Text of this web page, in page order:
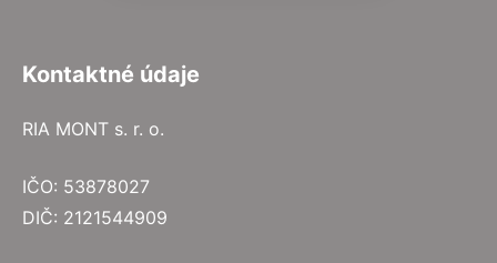
Kontaktné údaje
RIA MONT s. r. o.
IČO: 53878027
DIČ: 2121544909